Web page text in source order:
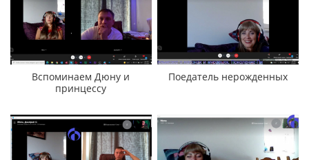
Вспоминаем Дюну и
принцессу
Поедатель нерожденных